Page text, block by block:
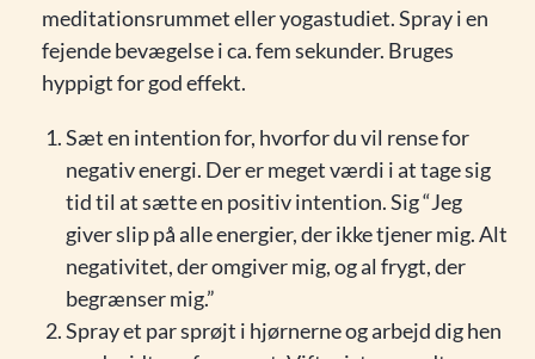
meditationsrummet eller yogastudiet. Spray i en
fejende bevægelse i ca. fem sekunder. Bruges
hyppigt for god effekt.
Sæt en intention for, hvorfor du vil rense for
negativ energi. Der er meget værdi i at tage sig
tid til at sætte en positiv intention. Sig “Jeg
giver slip på alle energier, der ikke tjener mig. Alt
negativitet, der omgiver mig, og al frygt, der
begrænser mig.”
Spray et par sprøjt i hjørnerne og arbejd dig hen